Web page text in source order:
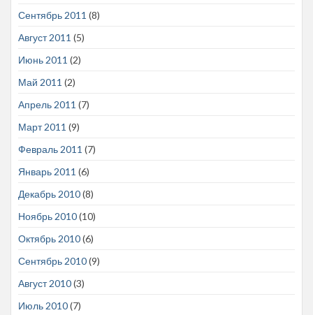
Сентябрь 2011 (8)
Август 2011 (5)
Июнь 2011 (2)
Май 2011 (2)
Апрель 2011 (7)
Март 2011 (9)
Февраль 2011 (7)
Январь 2011 (6)
Декабрь 2010(8)
Ноябрь 2010(10)
Октябрь 2010(6)
Сентябрь 2010(9)
Август 2010(3)
Июль 2010(7)